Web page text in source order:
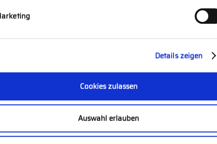
Details zeigen
Cookies zulassen
Auswahl erlauben
INTERIM MANAGEMENT